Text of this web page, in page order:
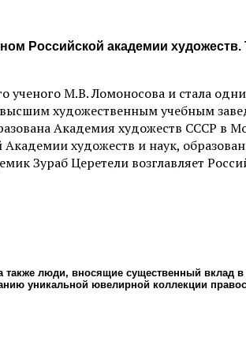
Российской академии художеств.
ученого М.В. Ломоносова и стала
художественным учебным
Академия художеств СССР в
художеств и наук,
Зураб Церетели возглавляет
люди, вносящие существенный вклад в
уникальной ювелирной коллекции